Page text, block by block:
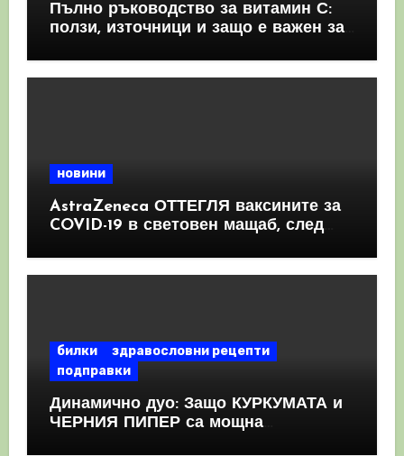
Пълно ръководство за витамин С:
ползи, източници и защо е важен за
новини
AstraZeneca ОТТЕГЛЯ ваксините за
COVID-19 в световен мащаб, след
билки
здравословни рецепти
подправки
Динамично дуо: Защо КУРКУМАТА и
ЧЕРНИЯ ПИПЕР са мощна